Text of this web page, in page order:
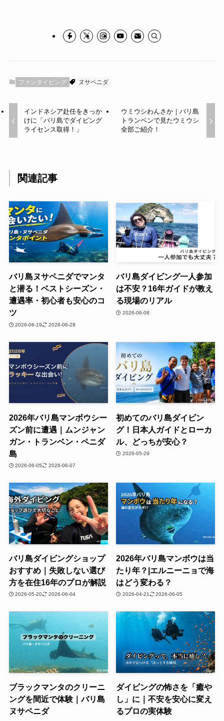
ファンダイビング ヌサペニダ
インドネシア赴任をきっか
けに「バリ島でダイビング
ライセンス取得！」
ウミウシわんさか｜バリ島
トランベンで見たウミウシ
全部ご紹介！
関連記事
バリ島ヌサペニダでマンタ
と潜る！ベストシーズン・
遭遇率・初心者も安心のコ
ツ
2026-06-19 2026-06-28
バリ島ダイビング一人参加
は不安？16年ガイドが教え
る現場のリアル
2026-06-08
2026年バリ島マンボウシー
ズン前に遭遇｜ムンジャン
ガン・トランベン・ペニダ
島
2026-06-05 2026-06-07
初めてのバリ島ダイビン
グ！日本人ガイドとローカ
ル、どっちが安心？
2026-05-29
バリ島ダイビングショップ
おすすめ｜失敗しない選び
方を在住16年のプロが解説
2026-05-20 2026-06-04
2026年バリ島マンボウは当
たり年？|エルニーニョで海
はどう変わる？
2026-04-21 2026-06-05
ブラックマンタのクリーニ
ングを間近で体験｜バリ島
ヌサペニダ
ダイビングの怖さを「癒や
し」に｜不安を安心に変え
るプロの実体験